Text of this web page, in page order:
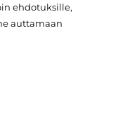
ehdotuksille,
auttamaan